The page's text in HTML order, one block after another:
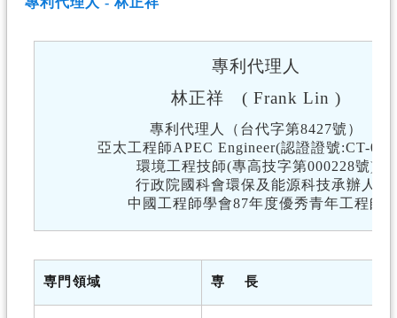
專利代理人
林正祥 ( Frank Lin )
專利代理人（台代字第8427號）
亞太工程師APEC Engineer(認證證號:CT-
環境工程技師(專高技字第000228號)
行政院國科會環保及能源科技承辦人
中國工程師學會87年度優秀青年工程師
専門領域 専 長